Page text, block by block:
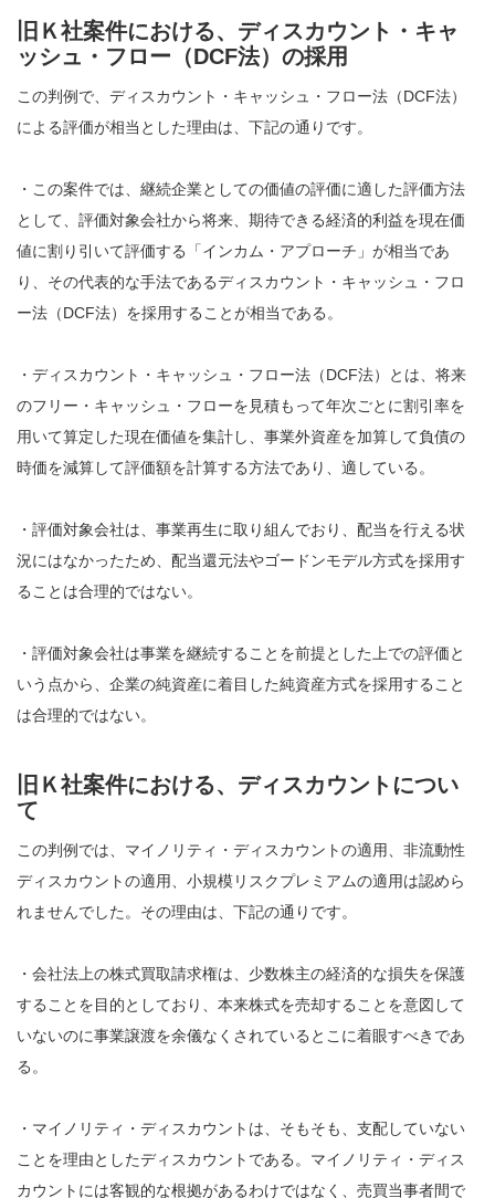
旧Ｋ社案件における、ディスカウント・キャ
ッシュ・フロー（DCF法）の採用
この判例で、ディスカウント・キャッシュ・フロー法（DCF法）
による評価が相当とした理由は、下記の通りです。
・この案件では、継続企業としての価値の評価に適した評価方法
として、評価対象会社から将来、期待できる経済的利益を現在価
値に割り引いて評価する「インカム・アプローチ」が相当であ
り、その代表的な手法であるディスカウント・キャッシュ・フロ
ー法（DCF法）を採用することが相当である。
・ディスカウント・キャッシュ・フロー法（DCF法）とは、将来
のフリー・キャッシュ・フローを見積もって年次ごとに割引率を
用いて算定した現在価値を集計し、事業外資産を加算して負債の
時価を減算して評価額を計算する方法であり、適している。
・評価対象会社は、事業再生に取り組んでおり、配当を行える状
況にはなかったため、配当還元法やゴードンモデル方式を採用す
ることは合理的ではない。
・評価対象会社は事業を継続することを前提とした上での評価と
いう点から、企業の純資産に着目した純資産方式を採用すること
は合理的ではない。
旧Ｋ社案件における、ディスカウントについ
て
この判例では、マイノリティ・ディスカウントの適用、非流動性
ディスカウントの適用、小規模リスクプレミアムの適用は認めら
れませんでした。その理由は、下記の通りです。
・会社法上の株式買取請求権は、少数株主の経済的な損失を保護
することを目的としており、本来株式を売却することを意図して
いないのに事業譲渡を余儀なくされているとこに着眼すべきであ
る。
・マイノリティ・ディスカウントは、そもそも、支配していない
ことを理由としたディスカウントである。マイノリティ・ディス
カウントには客観的な根拠があるわけではなく、売買当事者間で